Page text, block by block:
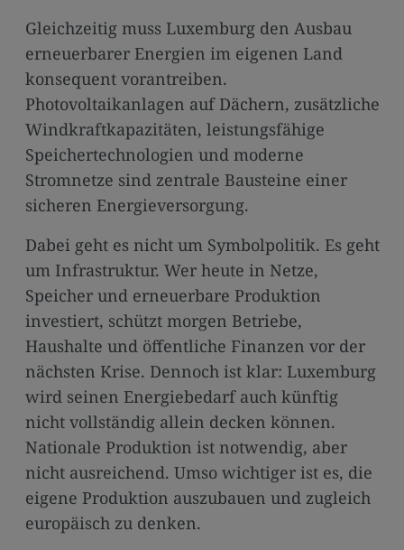
Gleichzeitig muss Luxemburg den Ausbau
erneuerbarer Energien im eigenen Land
konsequent vorantreiben.
Photovoltaikanlagen auf Dächern, zusätzliche
Windkraftkapazitäten, leistungsfähige
Speichertechnologien und moderne
Stromnetze sind zentrale Bausteine einer
sicheren Energieversorgung.
Dabei geht es nicht um Symbolpolitik. Es geht
um Infrastruktur. Wer heute in Netze,
Speicher und erneuerbare Produktion
investiert, schützt morgen Betriebe,
Haushalte und öffentliche Finanzen vor der
nächsten Krise. Dennoch ist klar: Luxemburg
wird seinen Energiebedarf auch künftig
nicht vollständig allein decken können.
Nationale Produktion ist notwendig, aber
nicht ausreichend. Umso wichtiger ist es, die
eigene Produktion auszubauen und zugleich
europäisch zu denken.